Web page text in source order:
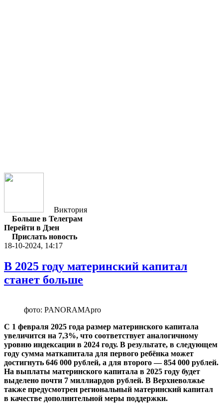
Виктория
Больше в Телеграм
Перейти в Дзен
Прислать новость
18-10-2024, 14:17
В 2025 году материнский капитал
станет больше
фото: PANORAMApro
С 1 февраля 2025 года размер материнского капитала
увеличится на 7,3%, что соответствует аналогичному
уровню индексации в 2024 году. В результате, в следующем
году сумма маткапитала для первого ребёнка может
достигнуть 646 000 рублей, а для второго — 854 000 рублей.
На выплаты материнского капитала в 2025 году будет
выделено почти 7 миллиардов рублей. В Верхневолжье
также предусмотрен региональный материнский капитал
в качестве дополнительной меры поддержки.